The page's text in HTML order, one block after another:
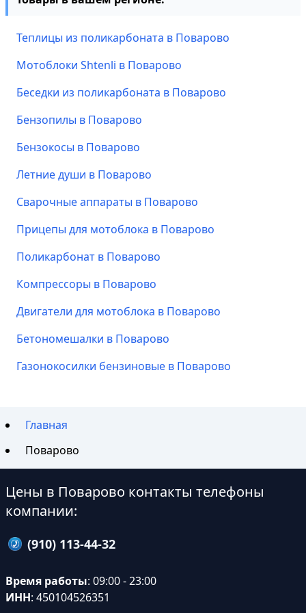
Теплицы из поликарбоната в Поварово
Мотоблоки Shtenli в Поварово
Беседки из поликарбоната в Поварово
Бензопилы в Поварово
Бензокосы в Поварово
Летние души в Поварово
Сварочные аппараты в Поварово
Прицепы для мотоблока в Поварово
Поликарбонат в Поварово
Компрессоры в Поварово
Двигатели для мотоблока в Поварово
Бетономешалки в Поварово
Газонокосилки бензиновые в Поварово
Главная
Поварово
Цены в Поварово контакты телефоны
компании:
(910) 113-44-32
Время работы: 09:00 - 23:00
ИНН: 450104526351